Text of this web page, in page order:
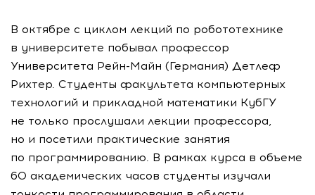
В октябре с циклом лекций по робототехнике
в университете побывал профессор
Университета Рейн-Майн (Германия) Детлеф
Рихтер. Студенты факультета компьютерных
технологий и прикладной математики КубГУ
не только прослушали лекции профессора,
но и посетили практические занятия
по программированию. В рамках курса в объеме
60 академических часов студенты изучали